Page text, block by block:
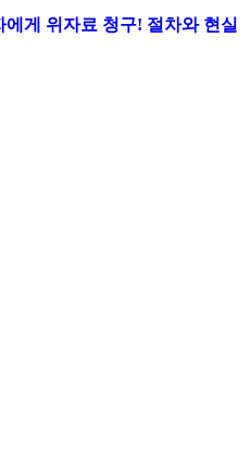
게 위자료 청구! 절차와 현실